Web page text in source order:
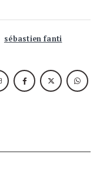
sébastien fanti